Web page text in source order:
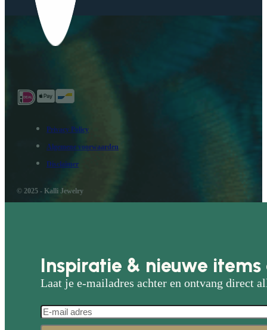
Privacy Policy
Algemene voorwaarden
Disclaimer
© 2025 - Kalli Jewelry
Inspiratie & nieuwe
Laat je e-mailadres achter en ontvang direct